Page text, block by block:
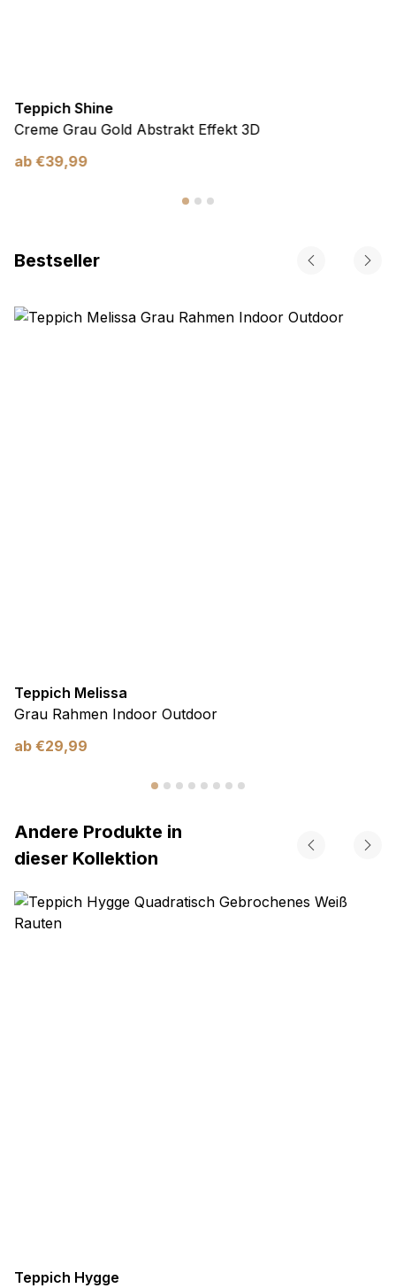
Teppich Shine
Creme Grau Gold Abstrakt Effekt 3D
ab €39,99
Bestseller
Teppich Melissa
Grau Rahmen Indoor Outdoor
ab €29,99
Andere Produkte in
dieser Kollektion
Teppich Hygge